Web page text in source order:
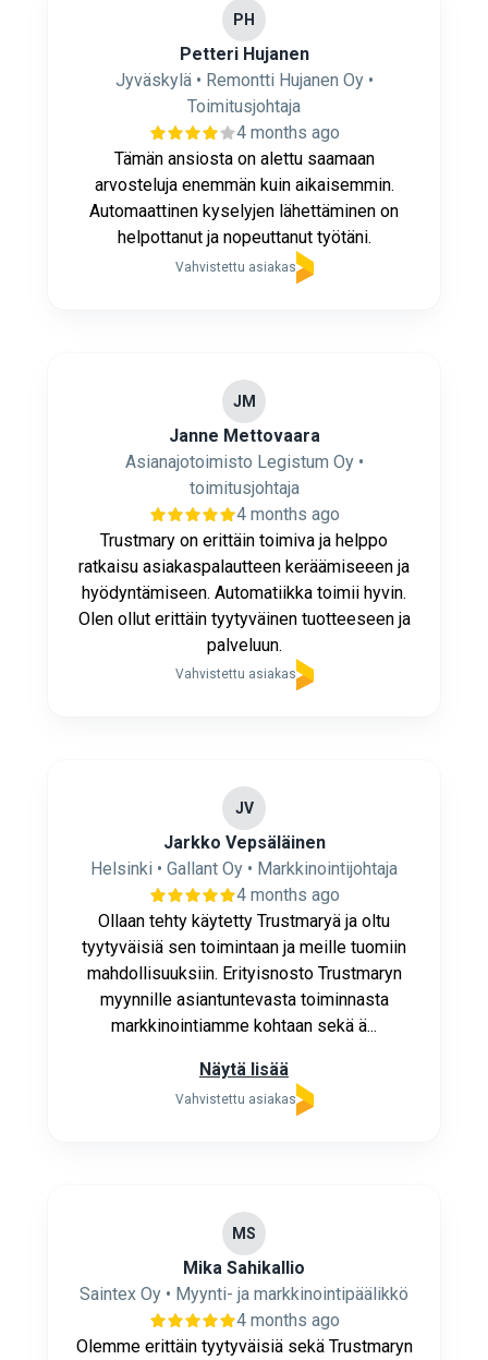
PH
Petteri Hujanen
Jyväskylä • Remontti Hujanen Oy •
Toimitusjohtaja
4 months ago
Tämän ansiosta on alettu saamaan
arvosteluja enemmän kuin aikaisemmin.
Automaattinen kyselyjen lähettäminen on
helpottanut ja nopeuttanut työtäni.
Vahvistettu asiakas
JM
Janne Mettovaara
Asianajotoimisto Legistum Oy •
toimitusjohtaja
4 months ago
Trustmary on erittäin toimiva ja helppo
ratkaisu asiakaspalautteen keräämiseeen ja
hyödyntämiseen. Automatiikka toimii hyvin.
Olen ollut erittäin tyytyväinen tuotteeseen ja
palveluun.
Vahvistettu asiakas
JV
Jarkko Vepsäläinen
Helsinki • Gallant Oy • Markkinointijohtaja
4 months ago
Ollaan tehty käytetty Trustmaryä ja oltu
tyytyväisiä sen toimintaan ja meille tuomiin
mahdollisuuksiin. Erityisnosto Trustmaryn
myynnille asiantuntevasta toiminnasta
markkinointiamme kohtaan sekä ä...
Näytä lisää
Vahvistettu asiakas
MS
Mika Sahikallio
Saintex Oy • Myynti- ja markkinointipäälikkö
4 months ago
Olemme erittäin tyytyväisiä sekä Trustmaryn